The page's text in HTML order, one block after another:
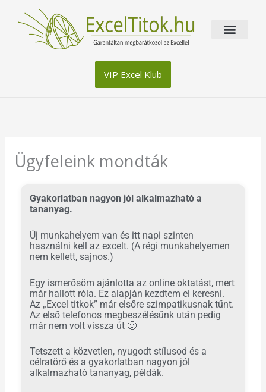
content
VIP Excel Klub
Ügyfeleink mondták
Gyakorlatban nagyon jól alkalmazható a
tananyag.
Új munkahelyem van és itt napi szinten
használni kell az excelt. (A régi munkahelyemen
nem kellett, sajnos.)
Egy ismerősöm ajánlotta az online oktatást, mert
már hallott róla. Ez alapján kezdtem el keresni.
Az „Excel titkok” már elsőre szimpatikusnak tűnt.
Az első telefonos megbeszélésünk után pedig
már nem volt vissza út 🙂
Tetszett a közvetlen, nyugodt stílusod és a
célratörő és a gyakorlatban nagyon jól
alkalmazható tananyag, példák.